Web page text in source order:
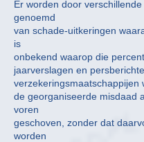
Er worden door
genoemd
van schade-uitkeringen
is
onbekend waarop die
jaarverslagen en
verzekeringsmaatschappijen
de georganiseerde misdaad
voren
geschoven, zonder dat
worden